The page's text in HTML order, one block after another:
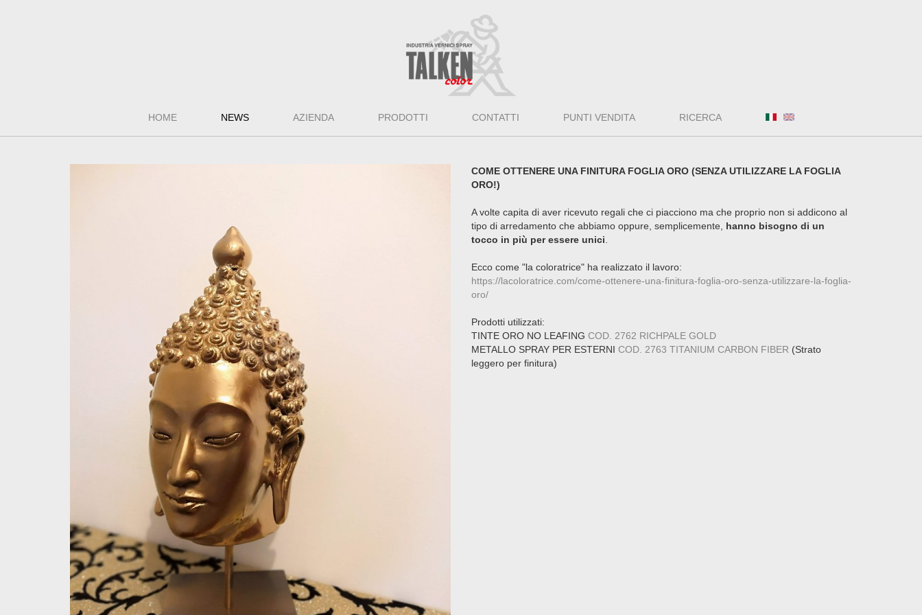
HOME NEWS AZIENDA PRODOTTI CONTATTI PUNTI VENDITA RICERCA
COME OTTENERE UNA FINITURA FOGLIA ORO (SENZA UTILIZZARE LA FOGLIA
ORO!)
A volte capita di aver ricevuto regali che ci piacciono ma che proprio non si addicono al
tipo di arredamento che abbiamo oppure, semplicemente, hanno bisogno di un
tocco in più per essere unici
Ecco come "la coloratrice" ha realizzato il lavoro:
https://lacoloratrice.com/come-ottenere-una-finitura-foglia-oro-senza-utilizzare-la-foglia-
oro/
Prodotti utilizzati:
TINTE ORO NO LEAFING COD. 2762 RICHPALE GOLD
METALLO SPRAY PER ESTERNI COD. 2763 TITANIUM CARBON FIBER (Strato
leggero per finitura)